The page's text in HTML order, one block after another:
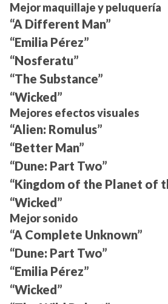
Mejor maquillaje y peluquería
“A Different Man”
“Emilia Pérez”
“Nosferatu”
“The Substance”
“Wicked”
Mejores efectos visuales
“Alien: Romulus”
“Better Man”
“Dune: Part Two”
“Kingdom of the Planet of
“Wicked”
Mejor sonido
“A Complete Unknown”
“Dune: Part Two”
“Emilia Pérez”
“Wicked”